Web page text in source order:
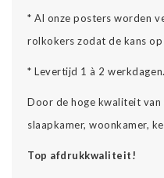
* Al onze posters worden
rolkokers zodat de kans op
* Levertijd 1 à 2 werkdagen.
Door de hoge kwaliteit
slaapkamer, woonkamer,
Top afdrukkwaliteit!